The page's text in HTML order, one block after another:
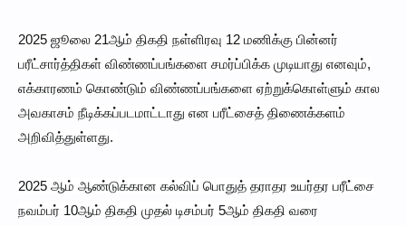
2025 ஜூலை 21ஆம் திகதி நள்ளிரவு 12 மணிக்கு பின்னர்
பரீட்சார்த்திகள் விண்ணப்பங்களை சமர்ப்பிக்க முடியாது எனவும்,
எக்காரணம் கொண்டும் விண்ணப்பங்களை ஏற்றுக்கொள்ளும் கால
அவகாசம் நீடிக்கப்படமாட்டாது என பரீட்சைத் திணைக்களம்
அறிவித்துள்ளது.
2025 ஆம் ஆண்டுக்கான கல்விப் பொதுத் தராதர உயர்தர பரீட்சை
நவம்பர் 10ஆம் திகதி முதல் டிசம்பர் 5ஆம் திகதி வரை